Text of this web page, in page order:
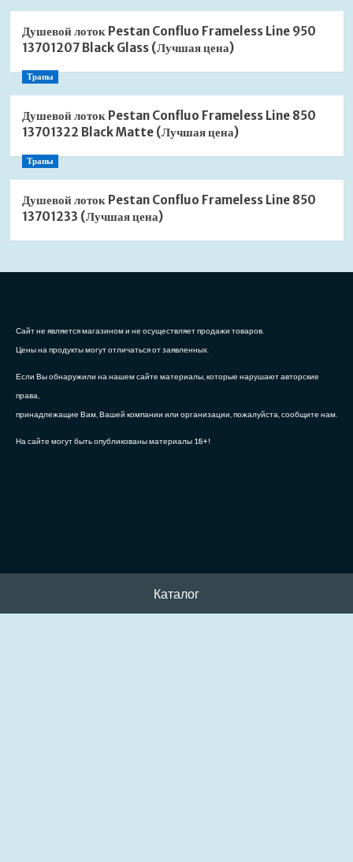
Душевой лоток Pestan Confluo Frameless Line 950
13701207 Black Glass (Лучшая цена)
Трапы
Душевой лоток Pestan Confluo Frameless Line 850
13701322 Black Matte (Лучшая цена)
Трапы
Душевой лоток Pestan Confluo Frameless Line 850
13701233 (Лучшая цена)
Сайт не является магазином и не осуществляет продажи товаров.
Цены на продукты могут отличаться от заявленных.
Если Вы обнаружили на нашем сайте материалы, которые нарушают авторские
права,
принадлежащие Вам, Вашей компании или организации, пожалуйста, сообщите нам.
На сайте могут быть опубликованы материалы 18+!
Каталог